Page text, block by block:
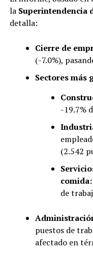
la Superintendencia
detalla:
Cierre de
(-7.0%),
Sectores más
-19.7%
(2.542
comida:
de
puestos de
afectado en